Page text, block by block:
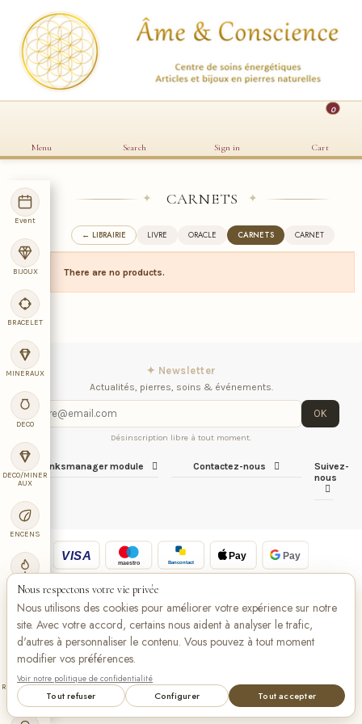
Menu Search Sign in
0
Cart
Event
BIJOUX
BRACELET
MINERAUX
DECO
DECO/MINER
AUX
ENCENS
BOUGIE
LIBRAIRIE
RADIESTHES
✦ CARNETS ✦
← LIBRAIRIE LIVRE ORACLE CARNETS CARNET
There are no products.
✦ Newsletter
Actualités, pierres, soins & événements.
OK
Désinscription libre à tout moment.
iqitlinksmanager module Contactez-nous
Suivez-
nous
VISA
maestro Bancontact
Pay Pay
Nous respectons votre vie privée
Nous utilisons des cookies pour améliorer votre expérience sur notre
site. Avec votre accord, certains nous aident à analyser le trafic,
d'autres à personnaliser le contenu. Vous pouvez à tout moment
modifier vos préférences.
Voir notre politique de confidentialité
Tout refuser Configurer Tout accepter